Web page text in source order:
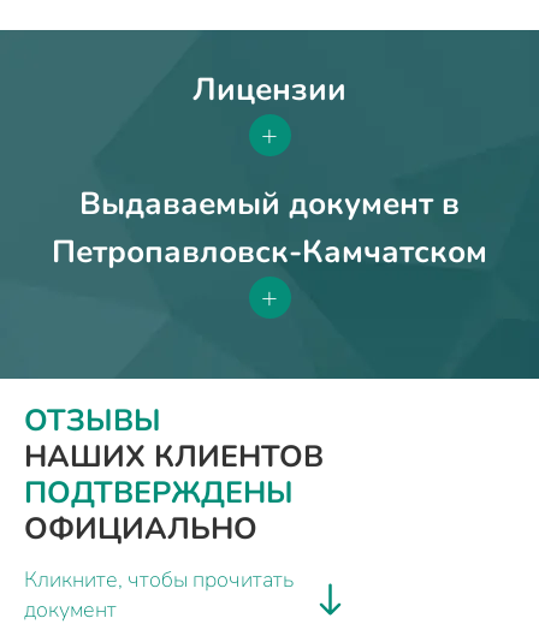
Лицензии
+
Выдаваемый документ в
Петропавловск-Камчатском
+
ОТЗЫВЫ
НАШИХ КЛИЕНТОВ
ПОДТВЕРЖДЕНЫ
ОФИЦИАЛЬНО
Кликните, чтобы прочитать
документ